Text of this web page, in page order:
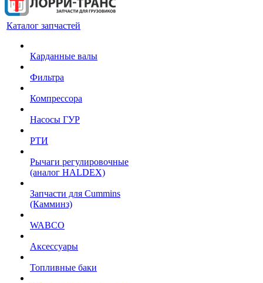
Каталог запчастей
Карданные валы
Фильтра
Компрессора
Насосы ГУР
РТИ
Рычаги регулировочные
(аналог HALDEX)
Запчасти для Cummins
(Камминз)
WABCO
Аксессуары
Топливные баки